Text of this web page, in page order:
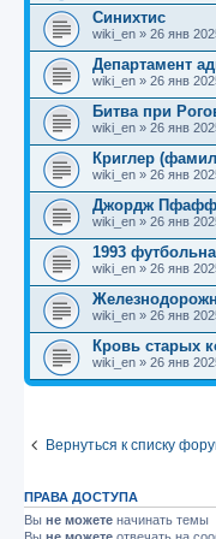
Синихтис
wiki_en » 26 янв
Департамент
wiki_en » 26 янв
Битва при
wiki_en » 26 янв
Криглер
wiki_en » 26 янв
Джордж
wiki_en » 26 янв
1993
wiki_en » 26 янв
wiki_en » 26 янв
Кровь старых
wiki_en » 26 янв
Вернуться к списку
ПРАВА ДОСТУПА
Вы не можете начинать темы
Вы не можете отвечать на